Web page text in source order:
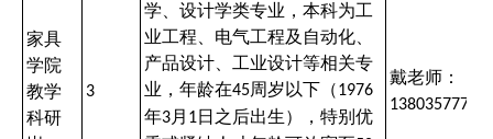
家具
学院
教学
科研
3
学、设计学类专业，本科为工
业工程、电气工程及自动化、
产品设计、工业设计等相关专
业，年龄在45周岁以下（1976
年3月 1日之后出生），特别优
戴老师：
13803577750